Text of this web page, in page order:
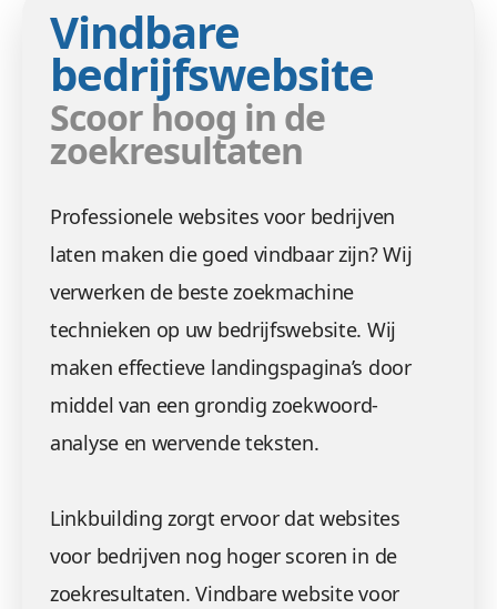
Vindbare
bedrijfswebsite
Scoor hoog in de
zoekresultaten
Professionele websites voor bedrijven
laten maken die goed vindbaar zijn? Wij
verwerken de beste zoekmachine
technieken op uw bedrijfswebsite. Wij
maken effectieve landingspagina’s door
middel van een grondig zoekwoord-
analyse en wervende teksten.
Linkbuilding zorgt ervoor dat websites
voor bedrijven nog hoger scoren in de
zoekresultaten. Vindbare website voor